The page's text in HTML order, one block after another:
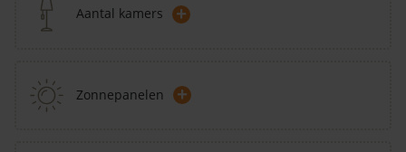
Aantal kamers +
Zonnepanelen +